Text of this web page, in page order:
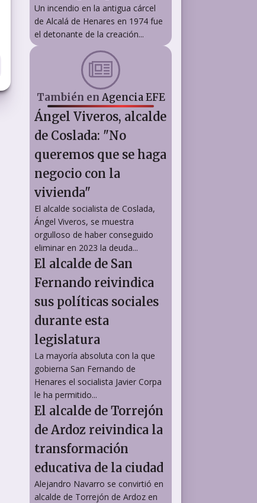
Un incendio en la antigua cárcel
de Alcalá de Henares en 1974 fue
el detonante de la creación...
También en Agencia EFE
Ángel Viveros, alcalde
de Coslada: "No
queremos que se haga
negocio con la
vivienda"
El alcalde socialista de Coslada,
Ángel Viveros, se muestra
orgulloso de haber conseguido
eliminar en 2023 la deuda...
El alcalde de San
Fernando reivindica
sus políticas sociales
durante esta
legislatura
La mayoría absoluta con la que
gobierna San Fernando de
Henares el socialista Javier Corpa
le ha permitido...
El alcalde de Torrejón
de Ardoz reivindica la
transformación
educativa de la ciudad
Alejandro Navarro se convirtió en
alcalde de Torrejón de Ardoz en